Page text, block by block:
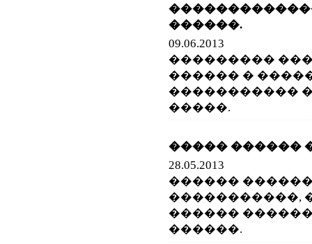
������.
09.06.2013
���������
������ �
�����������
�����.
����� ������
28.05.2013
������
�����������,
������
������.